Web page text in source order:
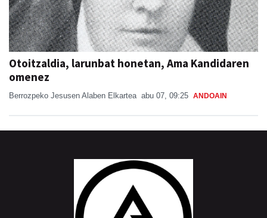
Otoitzaldia, larunbat honetan, Ama Kandidaren
omenez
Berrozpeko Jesusen Alaben Elkartea abu 07, 09:25 ANDOAIN